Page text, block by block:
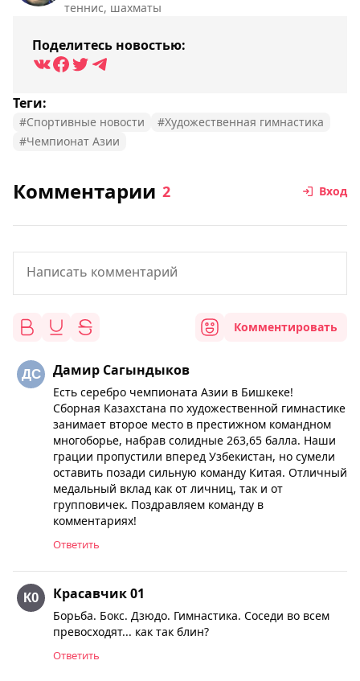
теннис, шахматы
Поделитесь новостью:
Теги:
#Спортивные новости
#Художественная гимнастика
#Чемпионат Азии
Комментарии 2 Вход
Комментировать
Дамир Сагындыков
Есть серебро чемпионата Азии в Бишкеке!
Сборная Казахстана по художественной гимнастике
занимает второе место в престижном командном
многоборье, набрав солидные 263,65 балла. Наши
грации пропустили вперед Узбекистан, но сумели
оставить позади сильную команду Китая. Отличный
медальный вклад как от личниц, так и от
групповичек. Поздравляем команду в
комментариях!
Ответить
Красавчик 01
Борьба. Бокс. Дзюдо. Гимнастика. Соседи во всем
превосходят... как так блин?
Ответить